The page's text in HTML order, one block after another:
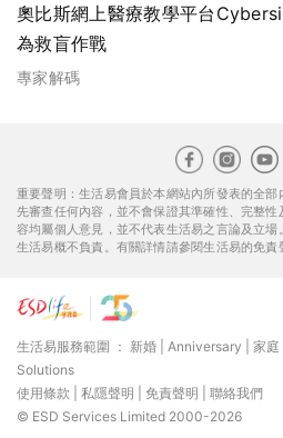
奧比斯網上醫療教學平台
為救盲作戰
專家解碼
重要聲明：生活易會員於本網站內所發表的全
先審查任何內容，並不會保證其準確性、完整
容均屬個人意見，並不代表生活易之言論及立場
生活易概不負責。有關詳情請參閱生活易的免責
生活易服務範圍 ： 新婚 Anniversary 家庭
Solutions
使用條款
私隱聲明 免責聲明
聯絡我們
© ESD Services Limited 2000-2026